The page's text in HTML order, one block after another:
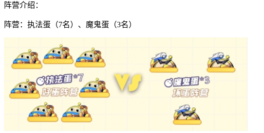
阵营介绍：
阵营：执法蛋（7名）、魔鬼蛋（3名）